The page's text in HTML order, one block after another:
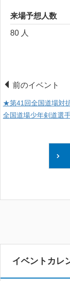
来場予想人数
80 人
前のイベント
★第41回全国道場対
全国道場少年剣道選
イベントカレ